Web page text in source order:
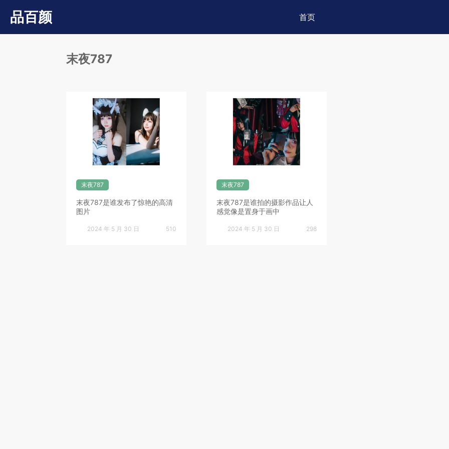
品百颜 首页
末夜787
末夜787
末夜787是谁发布了惊艳的高清
图片
2024 年 5 月 30 日 510
末夜787
末夜787是谁拍的摄影作品让人
感觉像是置身于画中
2024 年 5 月 30 日 298